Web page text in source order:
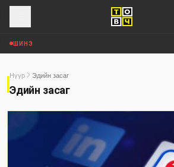
ШИНЭ
Нүүр Эдийн засаг
Эдийн засаг